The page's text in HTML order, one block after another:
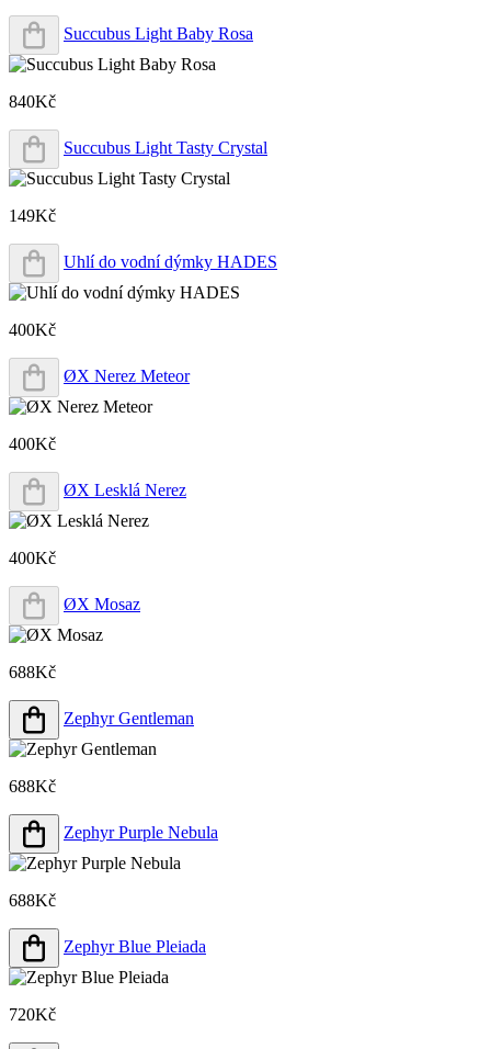
Succubus Light Baby Rosa
840Kč
Succubus Light Tasty Crystal
149Kč
Uhlí do vodní dýmky HADES
400Kč
ØX Nerez Meteor
400Kč
ØX Lesklá Nerez
400Kč
ØX Mosaz
688Kč
Zephyr Gentleman
688Kč
Zephyr Purple Nebula
688Kč
Zephyr Blue Pleiada
720Kč